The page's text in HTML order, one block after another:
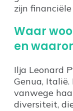
zijn
Waar
en
Ilja Leonard
Genua, Italië.
vanwege
diversiteit,